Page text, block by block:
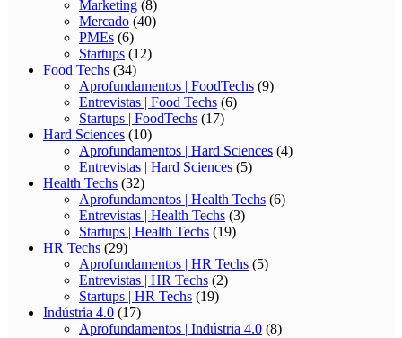
Marketing (8)
Mercado (40)
PMEs (6)
Startups (12)
Food Techs (34)
Aprofundamentos | FoodTechs (9)
Entrevistas | Food Techs (6)
Startups | FoodTechs (17)
Hard Sciences (10)
Aprofundamentos | Hard Sciences (4)
Entrevistas | Hard Sciences (5)
Health Techs (32)
Aprofundamentos | Health Techs (6)
Entrevistas | Health Techs (3)
Startups | Health Techs (19)
HR Techs (29)
Aprofundamentos | HR Techs (5)
Entrevistas | HR Techs (2)
Startups | HR Techs (19)
Indústria 4.0 (17)
Aprofundamentos | Indústria 4.0 (8)